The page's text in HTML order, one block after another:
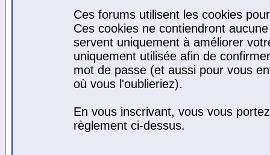
Ces forums utilisent les cookies
Ces cookies ne contiendront
servent uniquement à améliorer
uniquement utilisée afin de
mot de passe (et aussi pour vous
où vous l'oublieriez).
En vous inscrivant, vous vous
règlement ci-dessus.